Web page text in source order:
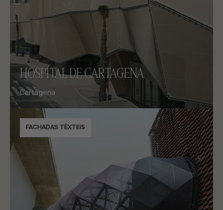
HOSPITAL DE CARTAGENA
Cartagena
FACHADAS TÊXTEIS